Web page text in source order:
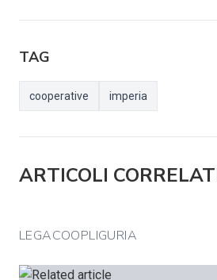
TAG
cooperative imperia
ARTICOLI
LEGACOOPLIGURIA